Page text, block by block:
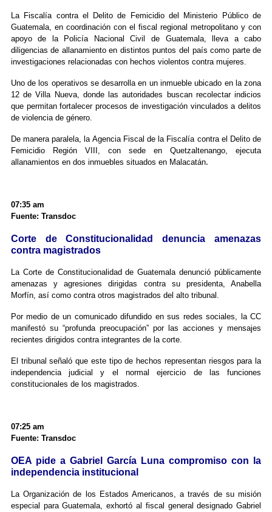
La Fiscalía contra el Delito de Femicidio del Ministerio Público de
Guatemala, en coordinación con el fiscal regional metropolitano y con
apoyo de la Policía Nacional Civil de Guatemala, lleva a cabo
diligencias de allanamiento en distintos puntos del país como parte de
investigaciones relacionadas con hechos violentos contra mujeres.
Uno de los operativos se desarrolla en un inmueble ubicado en la zona
12 de Villa Nueva, donde las autoridades buscan recolectar indicios
que permitan fortalecer procesos de investigación vinculados a delitos
de violencia de género.
De manera paralela, la Agencia Fiscal de la Fiscalía contra el Delito de
Femicidio Región VIII, con sede en Quetzaltenango, ejecuta
allanamientos en dos inmuebles situados en Malacatán.
07:35 am
Fuente: Transdoc
Corte de Constitucionalidad denuncia amenazas
contra magistrados
La Corte de Constitucionalidad de Guatemala denunció públicamente
amenazas y agresiones dirigidas contra su presidenta, Anabella
Morfín, así como contra otros magistrados del alto tribunal.
Por medio de un comunicado difundido en sus redes sociales, la CC
manifestó su “profunda preocupación” por las acciones y mensajes
recientes dirigidos contra integrantes de la corte.
El tribunal señaló que este tipo de hechos representan riesgos para la
independencia judicial y el normal ejercicio de las funciones
constitucionales de los magistrados.
07:25 am
Fuente: Transdoc
OEA pide a Gabriel García Luna compromiso con la
independencia institucional
La Organización de los Estados Americanos, a través de su misión
especial para Guatemala, exhortó al fiscal general designado Gabriel